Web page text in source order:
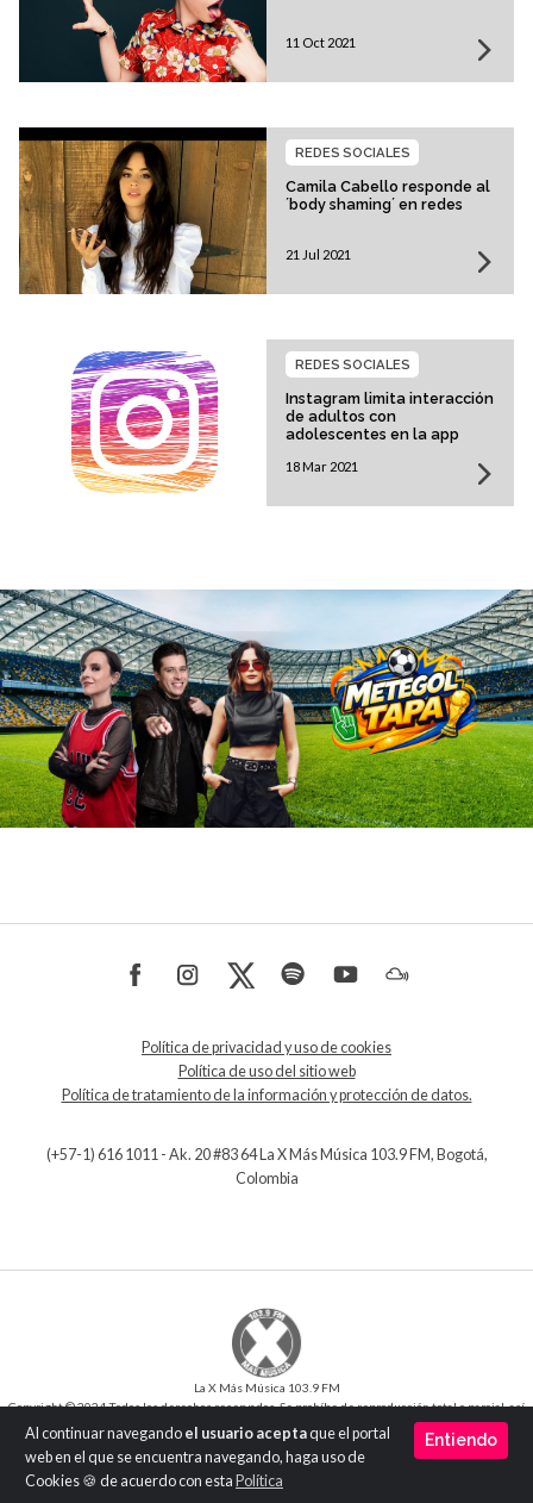
Al continuar navegando el usuario aceptaque el portal
web en el que se encuentra navegando, haga uso de
Cookies 🍪 de acuerdo con esta Política
Entiendo
11 Oct 2021
Camila Cabello responde al
´body shaming´ en redes
REDES SOCIALES
21 Jul 2021
Instagram limita interacción
de adultos con
adolescentes en la app
REDES SOCIALES
18 Mar 2021
Política de privacidad y uso de cookies
Política de uso del sitio web
Política de tratamiento de la información y protección de datos.
(+57-1) 616 1011 - Ak. 20 #83 64 La X Más Música 103.9 FM, Bogotá,
Colombia
La X Más Música 103.9 FM
Copyright © 2024 Todos los derechos reservados. Se prohíbe de reproducción total o parcial, así
como su traducción a cualquier idioma sin la autorización escrita del titular.
Desarrollo y Diseño
SilverIT
Versión 1.0